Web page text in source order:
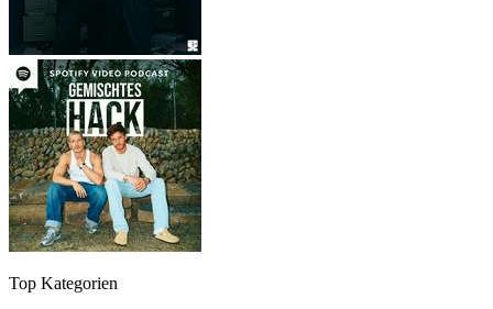
Top Kategorien